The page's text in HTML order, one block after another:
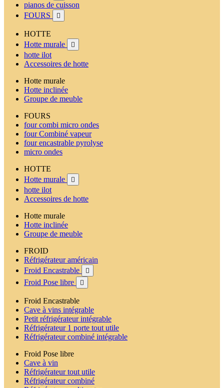
pianos de cuisson
FOURS

HOTTE
Hotte murale

hotte ilot
Accessoires de hotte
Hotte murale
Hotte inclinée
Groupe de meuble
FOURS
four combi micro ondes
four Combiné vapeur
four encastrable pyrolyse
micro ondes
HOTTE
Hotte murale

hotte ilot
Accessoires de hotte
Hotte murale
Hotte inclinée
Groupe de meuble
FROID
Réfrigérateur américain
Froid Encastrable

Froid Pose libre 
Froid Encastrable
Cave à vins intégrable
Petit réfrigérateur intégrable
Réfrigérateur 1 porte tout utile
Réfrigérateur combiné intégrable
Froid Pose libre
Cave à vin
Réfrigérateur tout utile
Réfrigérateur combiné